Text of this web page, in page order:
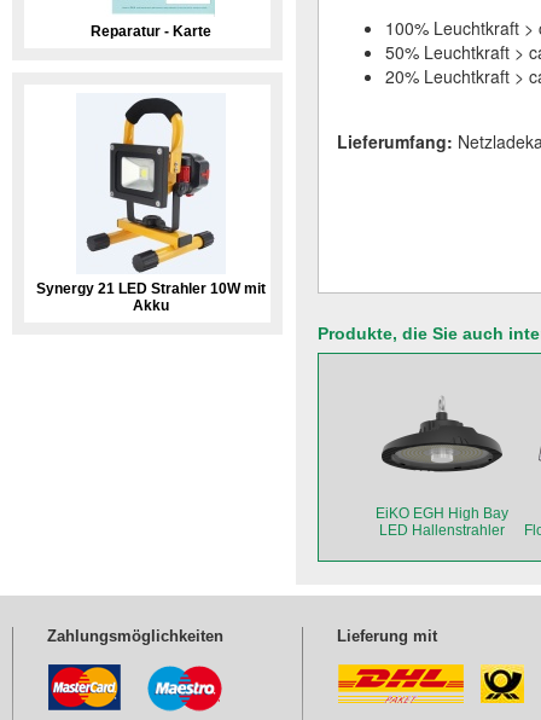
Reparatur - Karte
Synergy 21 LED Strahler 10W mit
Akku
100% Leuchtkraft
50% Leuchtkraft >
20% Leuchtkraft >
Lieferumfang:
Produkte, die Sie auch
EiKO EGH High Bay
LED Hallenstrahler
Zahlungsmöglichkeiten Lieferung mit